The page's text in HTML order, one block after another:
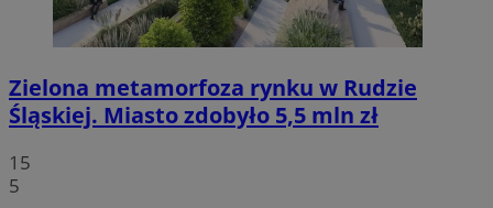
Zielona metamorfoza rynku w Rudzie
Śląskiej. Miasto zdobyło 5,5 mln zł
15
5